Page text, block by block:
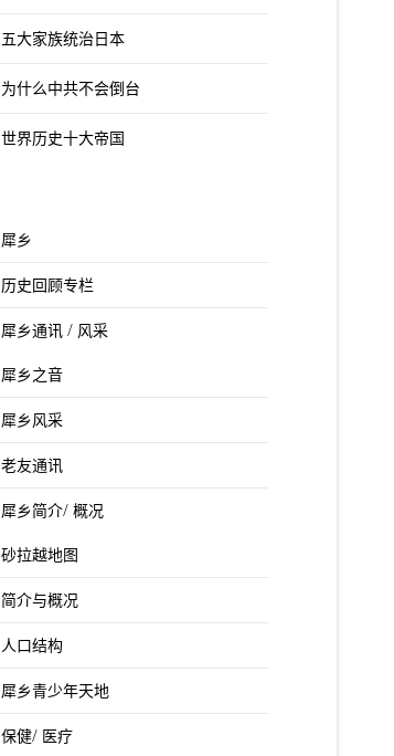
五大家族统治日本
为什么中共不会倒台
世界历史十大帝国
犀乡
历史回顾专栏
犀乡通讯 / 风采
犀乡之音
犀乡风采
老友通讯
犀乡简介/ 概况
砂拉越地图
简介与概况
人口结构
犀乡青少年天地
保健/ 医疗